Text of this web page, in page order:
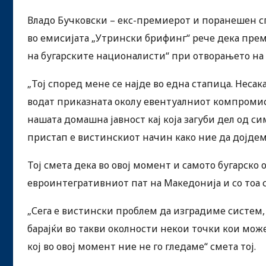
Владо Бучковски – екс-премиерот и поранешен
во емисијата „Утрински брифинг“ рече дека
на бугарските националисти“ при отворањето
„Тој според мене се најде во една стапица.
водат приказната околу евентуалниот
нашата домашна јавност кај која загуби дел од
пристап е вистинскиот начин како ние да
Тој смета дека во овој момент и самото
евроинтегративниот пат на Македонија и со
„Сега е вистински проблем да изградиме
барајќи во такви околности некои точки кои
кој во овој момент ние не го гледаме“ смета тој.